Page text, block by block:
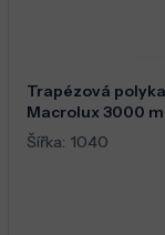
Trapézová
Macrolux 3000
Šířka: 1040